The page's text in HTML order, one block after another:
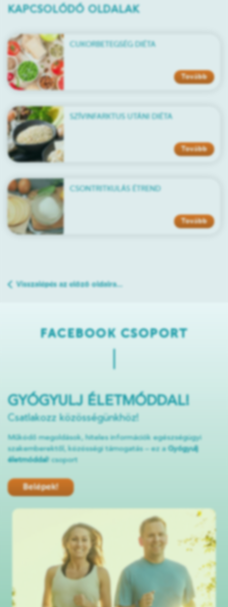
KAPCSOLÓDÓ OLDALAK
CUKORBETEGSÉG DIÉTA
Tovább
SZÍVINFARKTUS UTÁNI DIÉTA
Tovább
CSONTRITKULÁS ÉTREND
Tovább
Visszalépés az előző oldalra...
FACEBOOK CSOPORT
GYÓGYULJ ÉLETMÓDDAL!
Csatlakozz közösségünkhöz!
Működő megoldások, hiteles információk egészségügyi
szakemberektől, közösségi támogatás – ez a Gyógyulj
életmóddal! csoport
Belépek!